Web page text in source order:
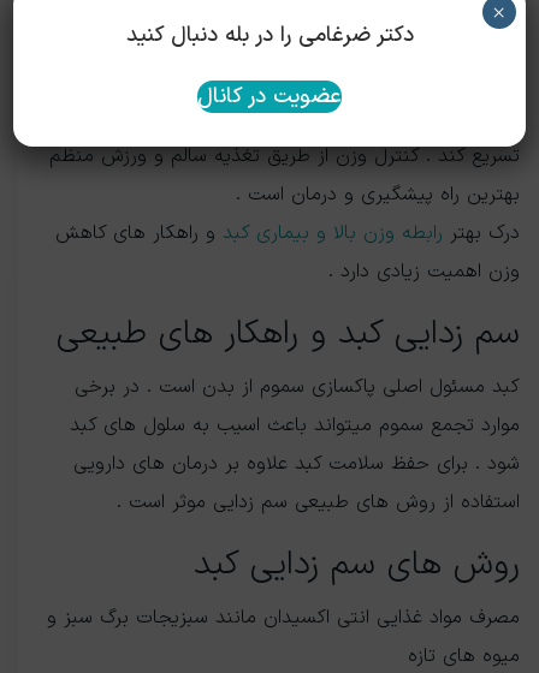
اضفه وزن و چاقی یکی از عوامل اصلی بروز و تشدید بیماری
های کبدی هستند . تجمع چربی در کبد نه تنها به کبد چرب
منجر می‌شود بلکه می‌تواند روند التهاب و فیبروز کبد را
تسریع کند . کنترل وزن از طریق تغذیه سالم و ورزش منظم
بهترین راه پیشگیری و درمان است .
درک بهتر رابطه وزن بالا و بیماری کبد و راهکار های کاهش
وزن اهمیت زیادی دارد .
سم زدایی کبد و راهکار های طبیعی
کبد مسئول اصلی پاکسازی سموم از بدن است . در برخی
موارد تجمع سموم میتواند باعث اسیب به سلول های کبد
شود . برای حفظ سلامت کبد علاوه بر درمان های دارویی
استفاده از روش های طبیعی سم زدایی موثر است .
روش های سم زدایی کبد
مصرف مواد غذایی انتی اکسیدان مانند سبزیجات برگ سبز و
میوه های تازه
دکتر ضرغامی را در بله دنبال کنید
عضویت در کانال
×